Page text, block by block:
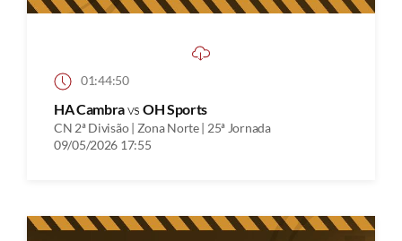
01:44:50
HA Cambravs OH Sports
CN 2ª Divisão | Zona Norte | 25ª Jornada
09/05/2026 17:55